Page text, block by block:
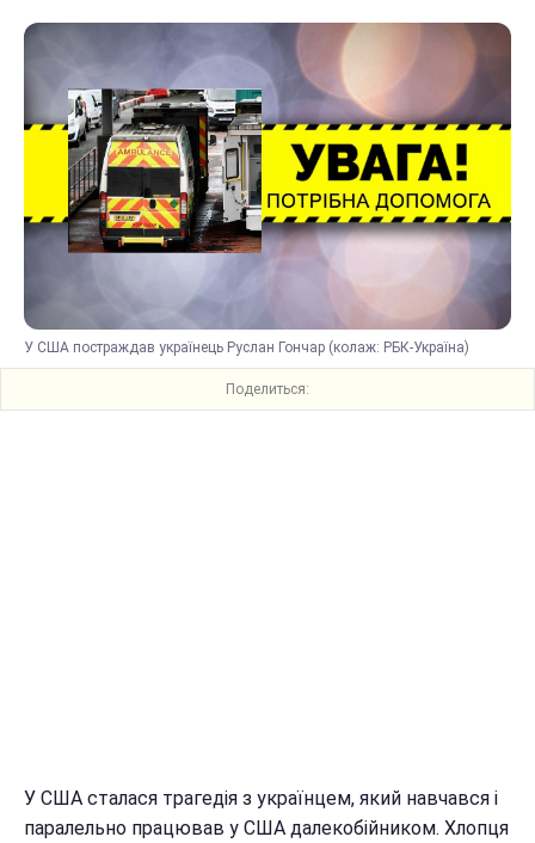
У США постраждав українець Руслан Гончар (колаж: РБК-Україна)
Поделиться:
У США сталася трагедія з українцем, який навчався і
паралельно працював у США далекобійником. Хлопця